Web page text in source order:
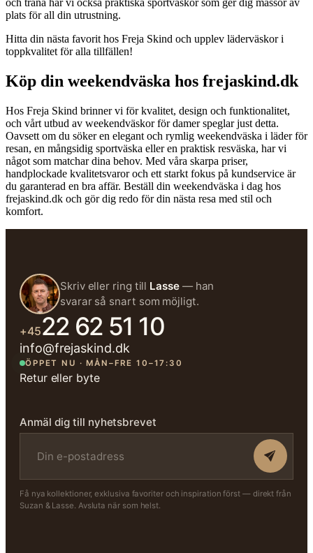
plats för all din utrustning.
Hitta din nästa favorit hos Freja Skind och upplev läderväskor i
toppkvalitet för alla tillfällen!
Köp din weekendväska hos frejaskind.dk
Hos Freja Skind brinner vi för kvalitet, design och funktionalitet,
och vårt utbud av weekendväskor för damer speglar just detta.
Oavsett om du söker en elegant och rymlig weekendväska i läder för
resan, en mångsidig sportväska eller en praktisk resväska, har vi
något som matchar dina behov. Med våra skarpa priser,
handplockade kvalitetsvaror och ett starkt fokus på kundservice är
du garanterad en bra affär. Beställ din weekendväska i dag hos
frejaskind.dk och gör dig redo för din nästa resa med stil och
komfort.
Skriv eller ring till Lasse— han
svarar så snart som möjligt.
+4522 62 51 10
info@frejaskind.dk
ÖPPET NU · MÅN–FRE 10–17:30
Retur eller byte
Anmäl dig till nyhetsbrevet
Få nya kollektioner, exklusiva favoriter och inspiration först — direkt från
Suzan & Lasse. Avsluta när som helst.